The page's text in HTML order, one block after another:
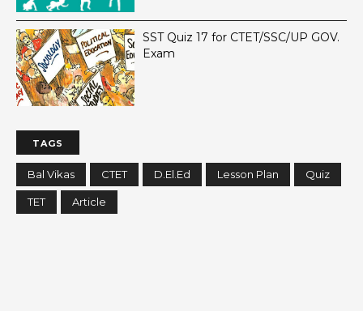
SST Quiz 17 for CTET/SSC/UP GOV.
Exam
TAGS
Bal Vikas CTET D.El.Ed Lesson Plan Quiz
TET Article